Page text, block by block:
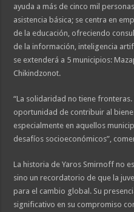
ayuda a más de cinco mil
asistencia básica; se centra en
de la educación, ofreciendo
de la información, inteligencia
se extenderá a 5 municipios:
Chikindzonot.
“La solidaridad no tiene
oportunidad de contribuir al
especialmente en aquellos
desafíos socioeconómicos”,
La historia de Yaros Smirnoff no
sino un recordatorio de que la
para el cambio global. Su
significativo en su compromiso